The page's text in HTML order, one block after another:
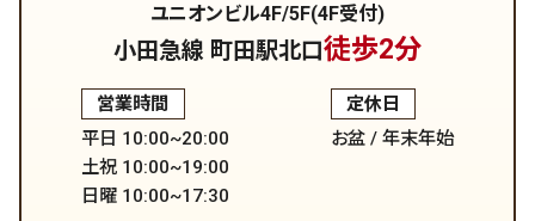
ユニオンビル4F/5F(4F受付)
小田急線 町田駅北口徒歩2分
営業時間
平日 10:00~20:00
土祝 10:00~19:00
日曜 10:00~17:30
定休日
お盆 / 年末年始